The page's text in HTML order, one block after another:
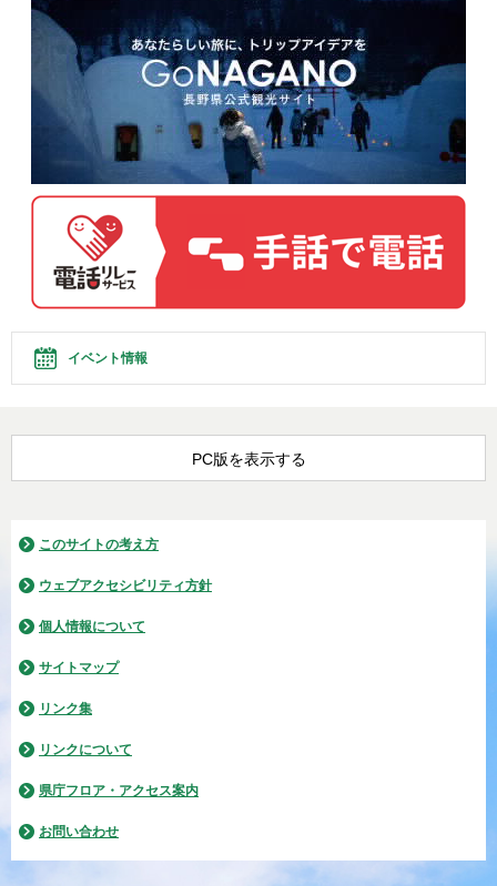
イベント情報
PC版を表示する
このサイトの考え方
ウェブアクセシビリティ方針
個人情報について
サイトマップ
リンク集
リンクについて
県庁フロア・アクセス案内
お問い合わせ